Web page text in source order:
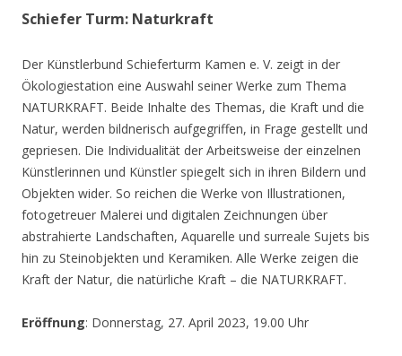
Schiefer Turm: Naturkraft
Der Künstlerbund Schieferturm Kamen e. V. zeigt in der
Ökologiestation eine Auswahl seiner Werke zum Thema
NATURKRAFT. Beide Inhalte des Themas, die Kraft und die
Natur, werden bildnerisch aufgegriffen, in Frage gestellt und
gepriesen. Die Individualität der Arbeitsweise der einzelnen
Künstlerinnen und Künstler spiegelt sich in ihren Bildern und
Objekten wider. So reichen die Werke von Illustrationen,
fotogetreuer Malerei und digitalen Zeichnungen über
abstrahierte Landschaften, Aquarelle und surreale Sujets bis
hin zu Steinobjekten und Keramiken. Alle Werke zeigen die
Kraft der Natur, die natürliche Kraft – die NATURKRAFT.
Eröffnung: Donnerstag, 27. April 2023, 19.00 Uhr